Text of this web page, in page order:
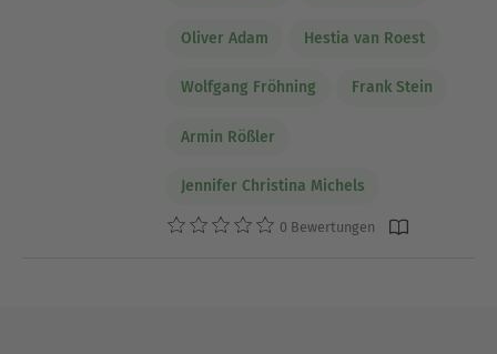
Oliver Adam Hestia van Roest
Wolfgang Fröhning Frank Stein
Armin Rößler
Jennifer Christina Michels
0 Bewertungen